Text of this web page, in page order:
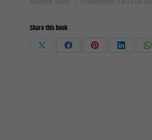
sind
Menge
Kategorie: Bücher Artikelnummer: 978-3-8338-
Share this book
Share
Share
Share
Share
Zurück
sind für die einwandfreie Funktion der Website erforderlich.
helfen uns zu verstehen, wie unsere Besucher unsere